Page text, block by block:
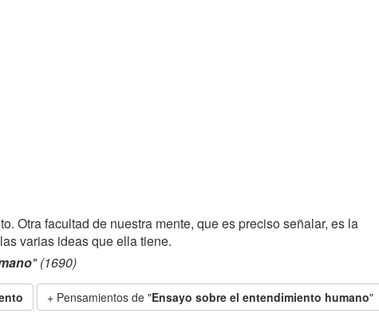
Otra facultad de nuestra mente, que es preciso señalar, es la
varias ideas que ella tiene.
" (1690)
+ Pensamientos de "Ensayo sobre el entendimiento humano"